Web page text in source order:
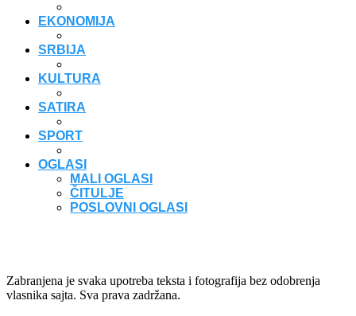
EKONOMIJA
SRBIJA
KULTURA
SATIRA
SPORT
OGLASI
MALI OGLASI
ČITULJE
POSLOVNI OGLASI
Zabranjena je svaka upotreba teksta i fotografija bez odobrenja
vlasnika sajta. Sva prava zadržana.